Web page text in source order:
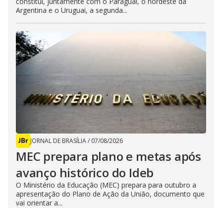
Argentina e o Uruguai, a segunda...
JORNAL DE BRASÍLIA/ 07/08/2026
MEC prepara plano e metas após
avanço histórico do Ideb
O Ministério da Educação (MEC) prepara para outubro a
apresentação do Plano de Ação da União, documento que
vai orientar a...